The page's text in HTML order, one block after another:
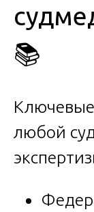
📚
любой